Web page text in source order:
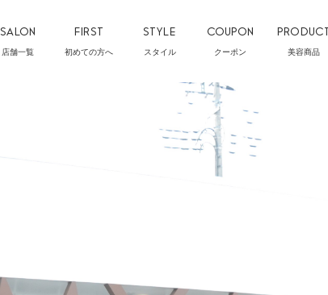
SALON
店舗一覧
FIRST
初めての方へ
STYLE
スタイル
COUPON
クーポン
PRODUCT
美容商品